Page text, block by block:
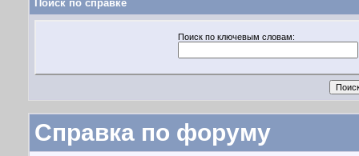
Поиск по справке
Поиск по ключевым словам:
Справка по форуму